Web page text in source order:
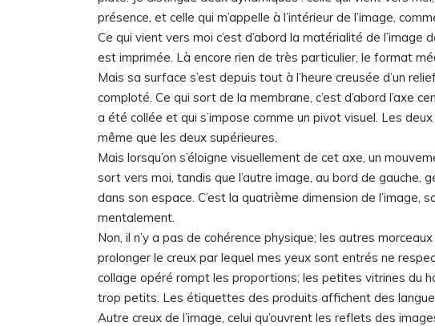
présence, et celle qui m’appelle à l’intérieur de l’image,
Ce qui vient vers moi c’est d’abord la matérialité de l’image
est imprimée. Là encore rien de très particulier, le format
Mais sa surface s’est depuis tout à l’heure creusée d’un
comploté. Ce qui sort de la membrane, c’est d’abord l’axe
a été collée et qui s’impose comme un pivot visuel. Les
même que les deux supérieures.
Mais lorsqu’on s’éloigne visuellement de cet axe, un
sort vers moi, tandis que l’autre image, au bord de gauche,
dans son espace. C’est la quatrième dimension de l’image,
mentalement.
Non, il n’y a pas de cohérence physique; les autres
prolonger le creux par lequel mes yeux sont entrés ne
collage opéré rompt les proportions; les petites vitrines du
trop petits. Les étiquettes des produits affichent des
Autre creux de l’image, celui qu’ouvrent les reflets des